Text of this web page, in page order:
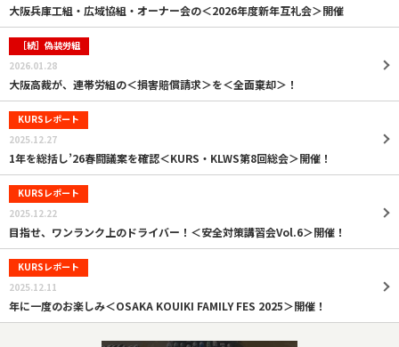
大阪兵庫工組・広域協組・オーナー会の＜2026年度新年互礼会＞開催
［続］偽装労組
2026.01.28
大阪高裁が、連帯労組の＜損害賠償請求＞を＜全面棄却＞！
KURSレポート
2025.12.27
1年を総括し’26春闘議案を確認＜KURS・KLWS第8回総会＞開催！
KURSレポート
2025.12.22
目指せ、ワンランク上のドライバー！＜安全対策講習会Vol.6＞開催！
KURSレポート
2025.12.11
年に一度のお楽しみ＜OSAKA KOUIKI FAMILY FES 2025＞開催！